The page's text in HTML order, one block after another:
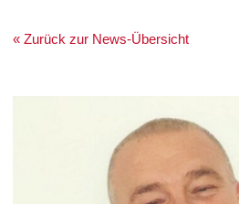
« Zurück zur News-Übersicht